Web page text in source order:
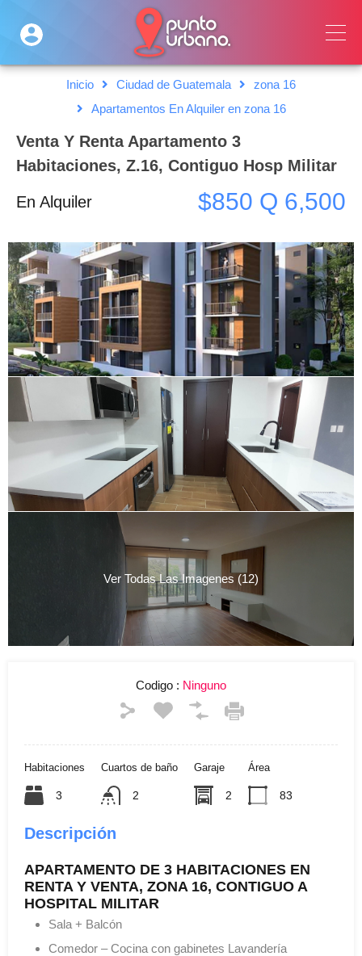
Inicio Ciudad de Guatemala
zona 16
Apartamentos En Alquiler en zona 16
Venta Y Renta Apartamento 3
Habitaciones, Z.16, Contiguo Hosp Militar
En Alquiler $850 Q 6,500
Ver Todas Las Imagenes (12)
Codigo : Ninguno
Habitaciones
3
Cuartos de baño
2
Garaje
2
Área
83
Descripción
APARTAMENTO DE 3 HABITACIONES EN
RENTA Y VENTA, ZONA 16, CONTIGUO A
HOSPITAL MILITAR
Sala + Balcón
Comedor – Cocina con gabinetes Lavandería